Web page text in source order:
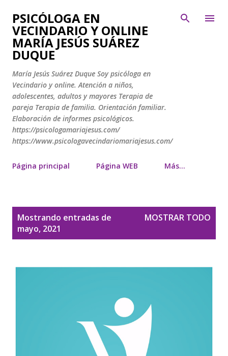
Ir al contenido principal
PSICÓLOGA EN
VECINDARIO Y ONLINE
MARÍA JESÚS SUÁREZ
DUQUE
María Jesús Suárez Duque Soy psicóloga en
Vecindario y online. Atención a niños,
adolescentes, adultos y mayores Terapia de
pareja Terapia de familia. Orientación familiar.
Elaboración de informes psicológicos.
https://psicologamariajesus.com/
https://www.psicologavecindariomariajesus.com/
Página principal Página WEB Más…
Mostrando entradas de
mayo, 2021
MOSTRAR TODO